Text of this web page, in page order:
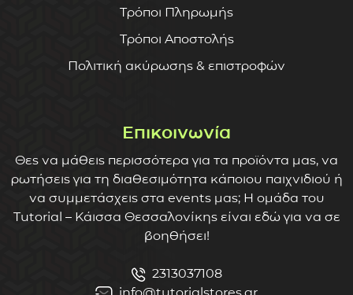
Τρόποι Πληρωμής
Τρόποι Αποστολής
Πολιτική ακύρωσης & επιστροφών
Επικοινωνία
Θες να μάθεις περισσότερα για τα προϊόντα μας, να
ρωτήσεις για τη διαθεσιμότητα κάποιου παιχνιδιού ή
να συμμετάσχεις στα events μας; Η ομάδα του
Tutorial – Κάισσα Θεσσαλονίκης είναι εδώ για να σε
βοηθήσει!
2313037108